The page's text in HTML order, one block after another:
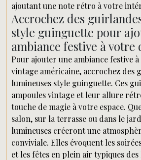
ajoutant une note rétro à votre
Accrochez des
style guinguette pour
ambiance festive à votre
Pour ajouter une ambiance festive
vintage américaine, accrochez des
lumineuses style guinguette. Ces
ampoules vintage et leur allure
touche de magie à votre espace.
salon, sur la terrasse ou dans le
lumineuses créeront une
conviviale. Elles évoquent les
et les fêtes en plein air typiques